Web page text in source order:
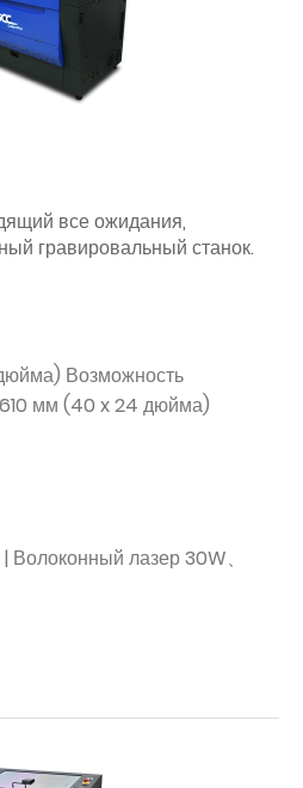
все ожидания,
гравировальный станок.
Возможность
мм (40 x 24 дюйма)
Волоконный лазер 30W、